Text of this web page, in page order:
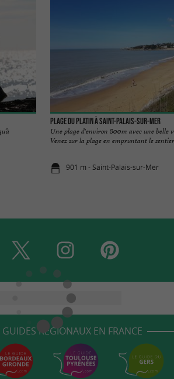
Plage du Platin à Saint-Palais-sur-Mer
Une plage d'environ 800m avec une belle
Venez sur la plage en empruntant le sentier
901 m - Saint-Palais-sur-Mer
RÉGIONAUX EN FRANCE